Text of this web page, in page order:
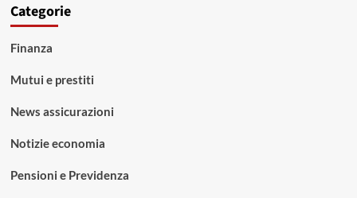
Categorie
Finanza
Mutui e prestiti
News assicurazioni
Notizie economia
Pensioni e Previdenza